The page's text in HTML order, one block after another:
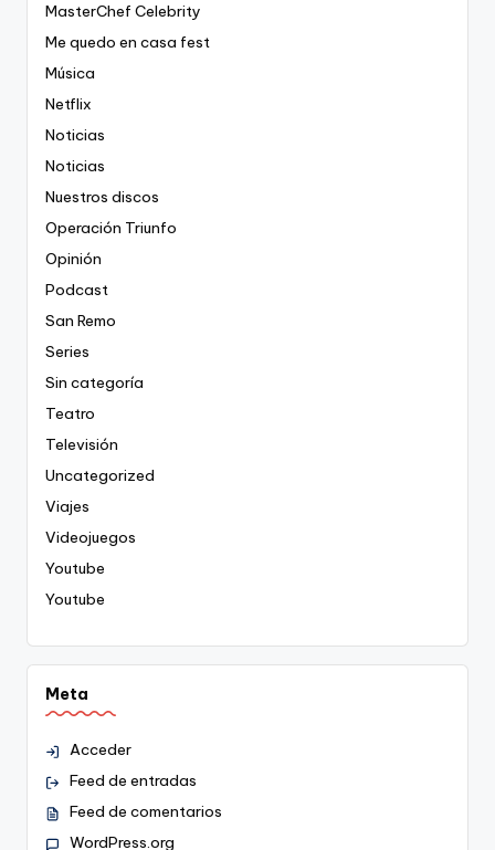
MasterChef Celebrity
Me quedo en casa fest
Música
Netflix
Noticias
Noticias
Nuestros discos
Operación Triunfo
Opinión
Podcast
San Remo
Series
Sin categoría
Teatro
Televisión
Uncategorized
Viajes
Videojuegos
Youtube
Youtube
Meta
Acceder
Feed de entradas
Feed de comentarios
WordPress.org